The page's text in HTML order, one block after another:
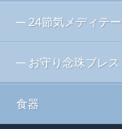
24節気メディテ
お守り念珠ブレス
食器